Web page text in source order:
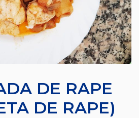
DE RAPE
DE RAPE)